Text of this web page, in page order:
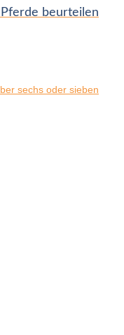
beurteilen
sechs oder sieben